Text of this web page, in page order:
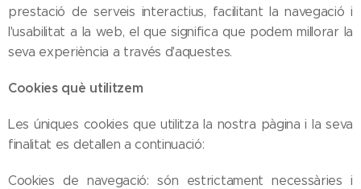
prestació de serveis interactius, facilitant la navegació i
l'usabilitat a la web, el que significa que podem millorar la
seva experiència a través d'aquestes.
Cookies què utilitzem
Les úniques cookies que utilitza la nostra pàgina i la seva
finalitat es detallen a continuació:
Cookies de navegació: són estrictament necessàries i